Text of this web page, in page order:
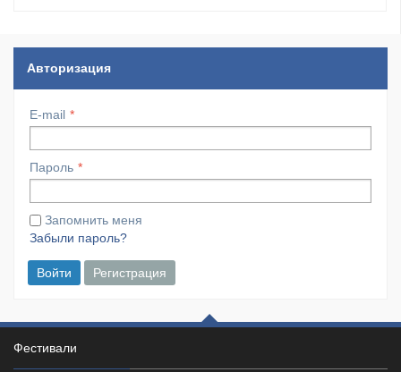
Авторизация
E-mail
Пароль
Запомнить меня
Забыли пароль?
Войти Регистрация
Фестивали